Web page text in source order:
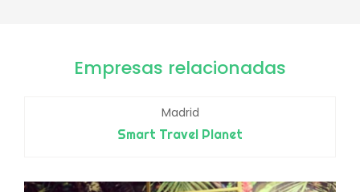
Empresas relacionadas
Madrid
Smart Travel Planet